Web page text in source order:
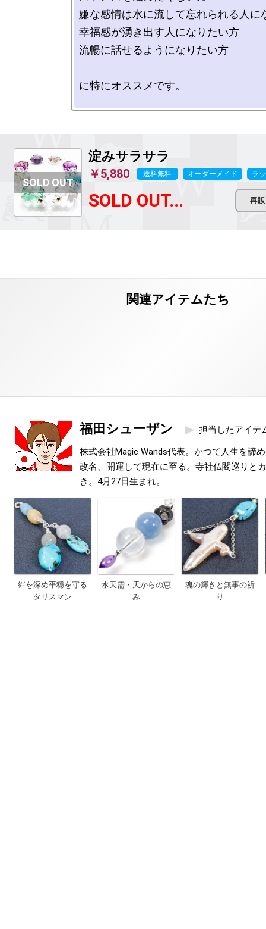
嫌な感情は水に流して忘れられる人に
幸福感が湧き出す人になりたい方
流暢に話せるようになりたい方
に特にオススメです。
淀みサラサラ
￥5,880 送料無料 オーダーメイド ラ
SOLD OUT...
福田シューザン 担当したアイテ
株式会社Magic Wands代表。かつて人生を諦
改名、開運して現在に至る。寺社仏閣巡りと
き。4月27日生まれ。
絆を深め平穏を守る
タリスマン
水天需・天からの恵
み
魂の輝きと無事の祈
り